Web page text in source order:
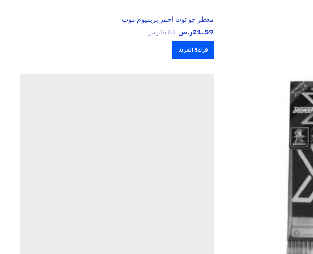
معطر جو توت احمر بريميوم موب
21.59ر.س 36.83ر.س
قراءة المزيد